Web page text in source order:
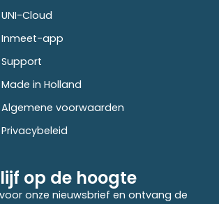
UNI-Cloud
Inmeet-app
Support
Made in Holland
Algemene voorwaarden
Privacybeleid
op de hoogte
onze nieuwsbrief en ontvang de